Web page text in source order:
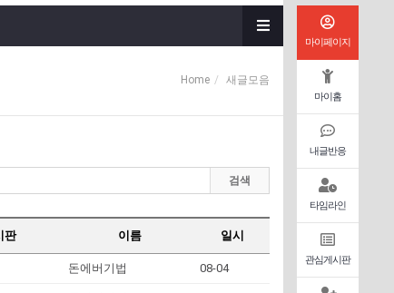
Home 새글모음
마이페이지
마이홈
내글반응
타임라인
관심게시판
검색
판 이름 일시
돈에버기법 08-04